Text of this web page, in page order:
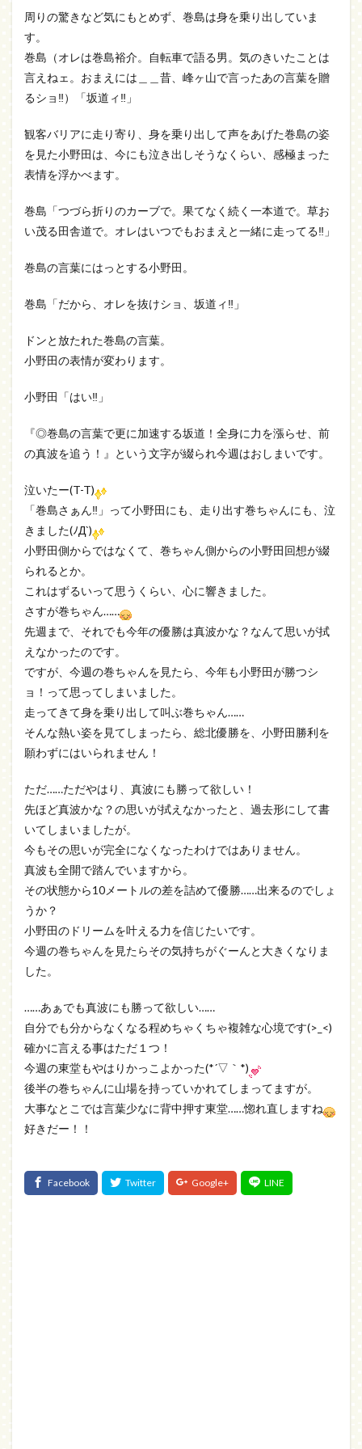
周りの驚きなど気にもとめず、巻島は身を乗り出していま
す。
巻島（オレは巻島裕介。自転車で語る男。気のきいたことは
言えねェ。おまえには＿＿昔、峰ヶ山で言ったあの言葉を贈
るショ‼）「坂道ィ‼」
観客バリアに走り寄り、身を乗り出して声をあげた巻島の姿
を見た小野田は、今にも泣き出しそうなくらい、感極まった
表情を浮かべます。
巻島「つづら折りのカーブで。果てなく続く一本道で。草お
い茂る田舎道で。オレはいつでもおまえと一緒に走ってる‼」
巻島の言葉にはっとする小野田。
巻島「だから、オレを抜けショ、坂道ィ‼」
ドンと放たれた巻島の言葉。
小野田の表情が変わります。
小野田「はい‼」
『◎巻島の言葉で更に加速する坂道！全身に力を漲らせ、前
の真波を追う！』という文字が綴られ今週はおしまいです。
泣いたー(T-T)
「巻島さぁん‼」って小野田にも、走り出す巻ちゃんにも、泣
きました(ﾉД`)
小野田側からではなくて、巻ちゃん側からの小野田回想が綴
られるとか。
これはずるいって思うくらい、心に響きました。
さすが巻ちゃん……
先週まで、それでも今年の優勝は真波かな？なんて思いが拭
えなかったのです。
ですが、今週の巻ちゃんを見たら、今年も小野田が勝つシ
ョ！って思ってしまいました。
走ってきて身を乗り出して叫ぶ巻ちゃん……
そんな熱い姿を見てしまったら、総北優勝を、小野田勝利を
願わずにはいられません！
ただ……ただやはり、真波にも勝って欲しい！
先ほど真波かな？の思いが拭えなかったと、過去形にして書
いてしまいましたが。
今もその思いが完全になくなったわけではありません。
真波も全開で踏んでいますから。
その状態から10メートルの差を詰めて優勝……出来るのでしょ
うか？
小野田のドリームを叶える力を信じたいです。
今週の巻ちゃんを見たらその気持ちがぐーんと大きくなりま
した。
……あぁでも真波にも勝って欲しい……
自分でも分からなくなる程めちゃくちゃ複雑な心境です(>_<)
確かに言える事はただ１つ！
今週の東堂もやはりかっこよかった(*´▽｀*)
後半の巻ちゃんに山場を持っていかれてしまってますが。
大事なとこでは言葉少なに背中押す東堂……惚れ直しますね
好きだー！！